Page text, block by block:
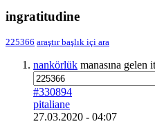
ingratitudine
225366 araştırbaşlık içi ara
nankörlük manasına gelen
#330894
pitaliane
27.03.2020 - 04:07